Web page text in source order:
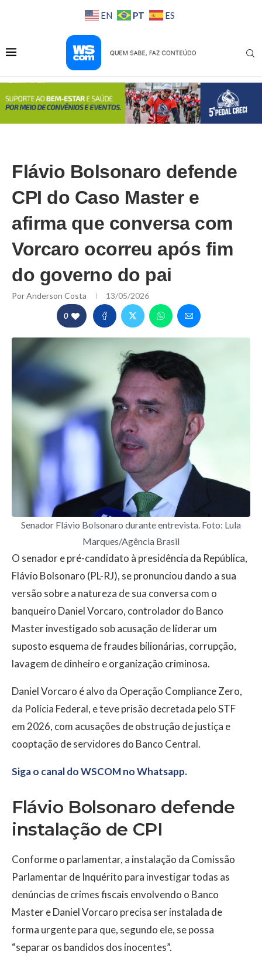
EN PT ES
Flávio Bolsonaro defende
CPI do Caso Master e
afirma que conversa com
Vorcaro ocorreu após fim
do governo do pai
PorAnderson Costa 13/05/2026
0
Senador Flávio Bolsonaro durante entrevista. Foto: Lula
Marques/Agência Brasil
O senador e pré-candidato à presidência da República,
Flávio Bolsonaro (PL-RJ), se pronunciou dando a sua
versão sobre a natureza de sua conversa com o
banqueiro Daniel Vorcaro, controlador do Banco
Master investigado sob acusação de liderar um
suposto esquema de fraudes bilionárias, corrupção,
lavagem de dinheiro e organização criminosa.
Daniel Vorcaro é alvo da Operação Compliance Zero,
da Polícia Federal, e teve prisão decretada pelo STF
em 2026, com acusações de obstrução de justiça e
cooptação de servidores do Banco Central.
Siga o canal do WSCOM no Whatsapp.
Flávio Bolsonaro defende
instalação de CPI
Conforme o parlamentar, a instalação da Comissão
Parlamentar de Inquérito para investigar todas as
denúncias de crimes fiscais envolvendo o Banco
Master e Daniel Vorcaro precisa ser instalada de
forma urgente para que, segundo ele, se possa
“separar os bandidos dos inocentes”.